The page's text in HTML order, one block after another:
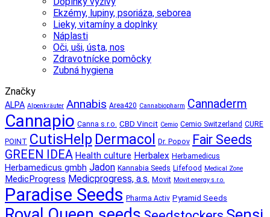
Ekzémy, lupiny, psoriáza, seborea
Lieky, vitamíny a doplnky
Náplasti
Oči, uši, ústa, nos
Zdravotnícke pomôcky
Zubná hygiena
Značky
ALPA Alpenkräuter Annabis Area420 Cannabiopharm Cannaderm
Cannapio Canna s.r.o. CBD Vincit Cemio Cemio Switzerland CURE
POINT CutisHelp Dermacol Dr. Popov Fair Seeds
GREEN IDEA Health culture Herbalex Herbamedicus
Herbamedicus gmbh Jadon Kannabia Seeds Lifefood Medical Zone
MedicProgress Medicprogress, a.s. Movit Movit energy s.r.o.
Paradise Seeds Pharma Activ Pyramid Seeds